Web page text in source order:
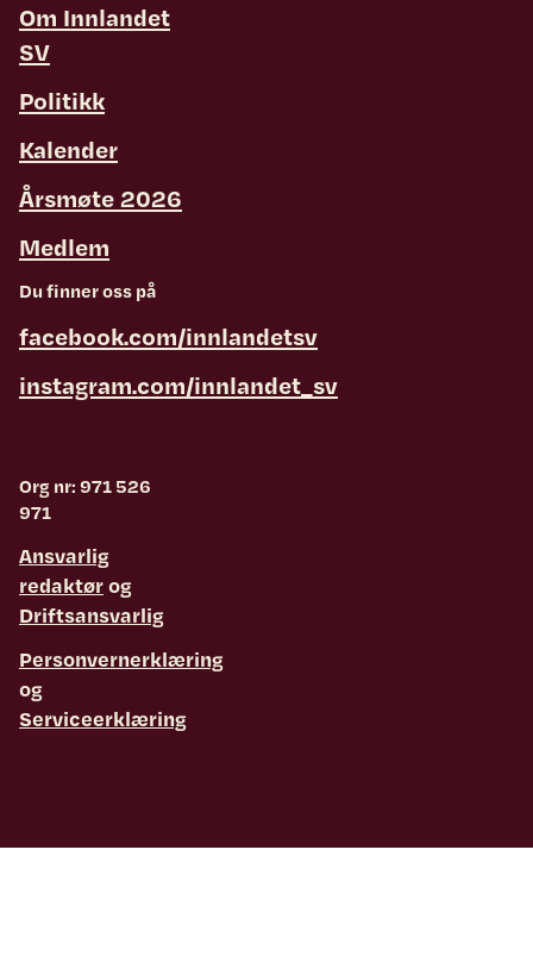
Om Innlandet
SV
Politikk
Kalender
Årsmøte 2026
Medlem
Du finner oss på
facebook.com/innlandetsv
instagram.com/innlandet_sv
Org nr: 971 526
971
Ansvarlig
redaktørog
Driftsansvarlig
Personvernerklæring
og
Serviceerklæring